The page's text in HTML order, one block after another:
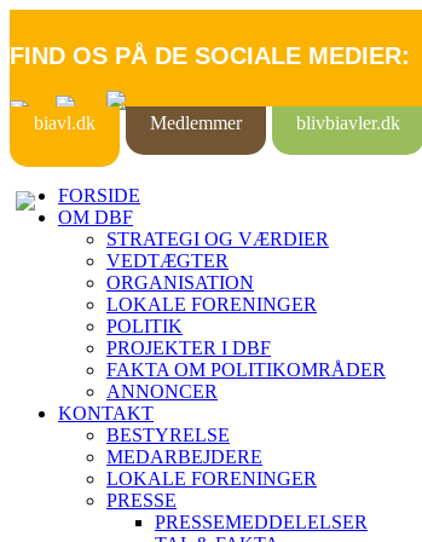
FIND OS PÅ DE SOCIALE MEDIER:
biavl.dk Medlemmer blivbiavler.dk
FORSIDE
OM DBF
STRATEGI OG VÆRDIER
VEDTÆGTER
ORGANISATION
LOKALE FORENINGER
POLITIK
PROJEKTER I DBF
FAKTA OM POLITIKOMRÅDER
ANNONCER
KONTAKT
BESTYRELSE
MEDARBEJDERE
LOKALE FORENINGER
PRESSE
PRESSEMEDDELELSER